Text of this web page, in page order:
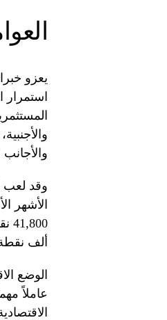
يعزو
استمرار
وقد لعب
ألف
الوضع
عاملاً